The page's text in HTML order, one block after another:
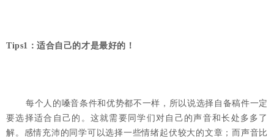
Tips1：适合自己的才是最好的！
每个人的嗓音条件和优势都不一样，所以说选择自备稿件一定
要选择适合自己的。这就需要同学们对自己的声音和长处多多了
解。感情充沛的同学可以选择一些情绪起伏较大的文章；而声音比